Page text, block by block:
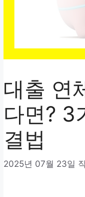
대출 연
다면? 3
결법
2025년 07월 23일